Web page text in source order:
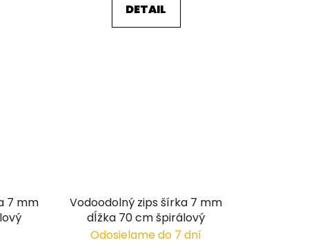
DETAIL
7 mm
Vodoodolný zips šírka 7 mm
dĺžka 70 cm špirálový
Odosielame do 7 dní